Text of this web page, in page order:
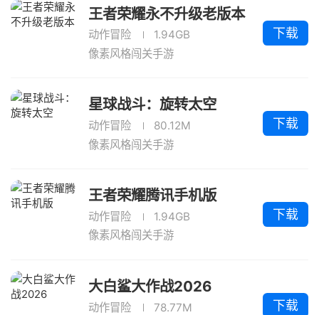
王者荣耀永不升级老版本
动作冒险
1.94GB
像素风格闯关手游
下载
星球战斗：旋转太空
动作冒险
80.12M
像素风格闯关手游
下载
王者荣耀腾讯手机版
动作冒险
1.94GB
像素风格闯关手游
下载
大白鲨大作战2026
动作冒险
78.77M
下载